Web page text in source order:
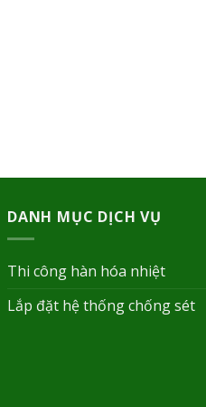
DANH MỤC DỊCH VỤ
Thi công hàn hóa nhiệt
Lắp đặt hệ thống chống sét